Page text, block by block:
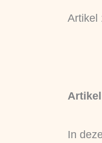
Artikel
In